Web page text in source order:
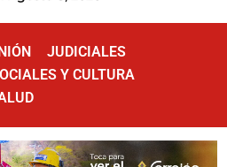
JUDICIALES
Y CULTURA